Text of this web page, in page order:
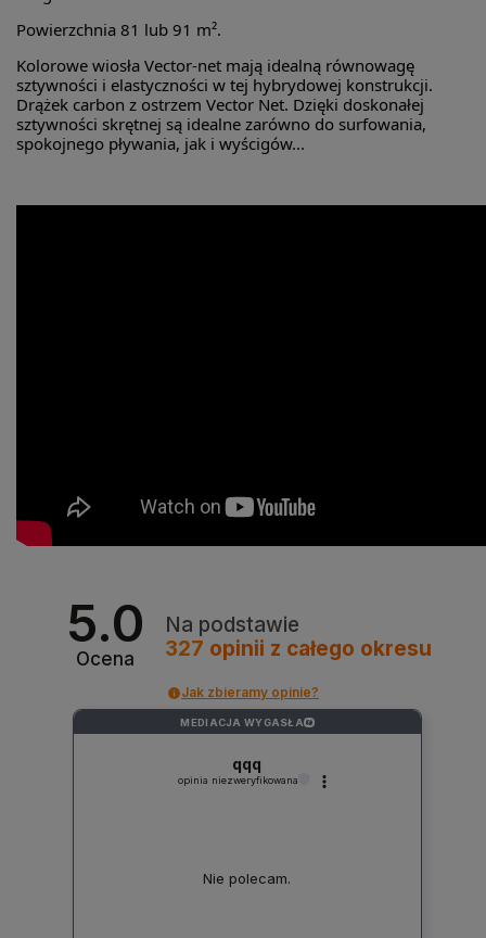
Powierzchnia 81 lub 91 m².
Kolorowe wiosła Vector-net mają idealną równowagę
sztywności i elastyczności w tej hybrydowej konstrukcji.
Drążek carbon z ostrzem Vector Net. Dzięki doskonałej
sztywności skrętnej są idealne zarówno do surfowania,
spokojnego pływania, jak i wyścigów...
5.0
Ocena
Na podstawie
327 opinii z całego okresu
Jak zbieramy opinie?
MEDIACJA WYGASŁA ?
qqq
opinia niezweryfikowana
Nie polecam.